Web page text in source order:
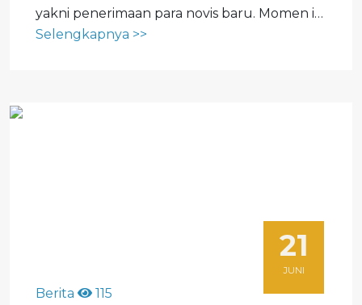
yakni penerimaan para novis baru. Momen ini
menjadi tanda nyata bahwa benih panggilan
Selengkapnya >>
21
JUNI
Berita 115